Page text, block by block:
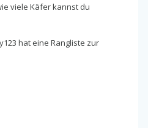
viele Käfer kannst du
hat eine Rangliste zur